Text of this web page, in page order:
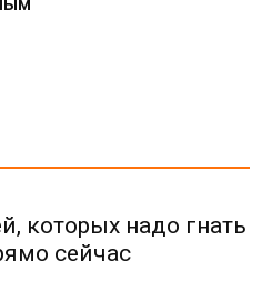
которых надо гнать
сейчас